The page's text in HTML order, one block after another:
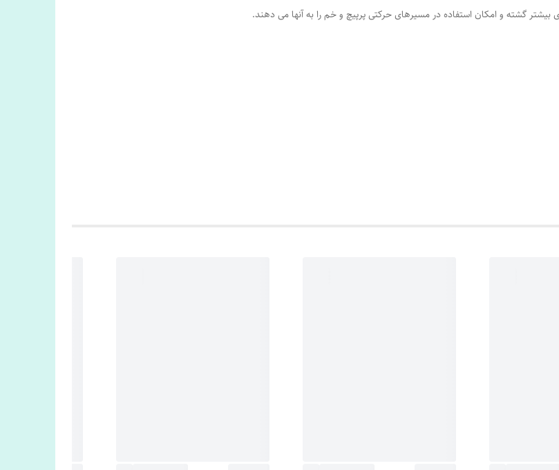
بیشتر گشته و امکان استفاده در مسیرهای حرکتی پرپیچ و خم را به آنها می دهند.